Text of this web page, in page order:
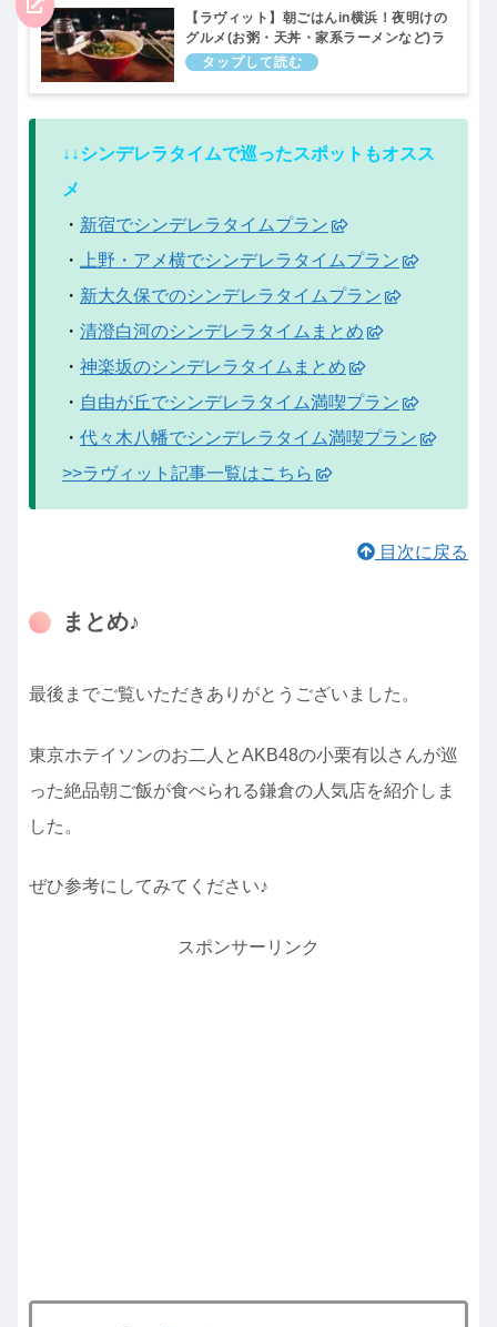
【ラヴィット】朝ごはんin横浜！夜明けの
グルメ(お粥・天丼・家系ラーメンなど)ラ
ビット！4月22日
↓↓シンデレラタイムで巡ったスポットもオスス
メ
・ 新宿でシンデレラタイムプラン
・
上野・アメ横でシンデレラタイムプラン
・ 新大久保でのシンデレラタイムプラン
・ 清澄白河のシンデレラタイムまとめ
・ 神楽坂のシンデレラタイムまとめ
・ 自由が丘でシンデレラタイム満喫プラン
・ 代々木八幡でシンデレラタイム満喫プラン
>>ラヴィット記事一覧はこちら
目次に戻る
まとめ♪
最後までご覧いただきありがとうございました。
東京ホテイソンのお二人とAKB48の小栗有以さんが巡
った絶品朝ご飯が食べられる鎌倉の人気店を紹介しま
した。
ぜひ参考にしてみてください♪
スポンサーリンク